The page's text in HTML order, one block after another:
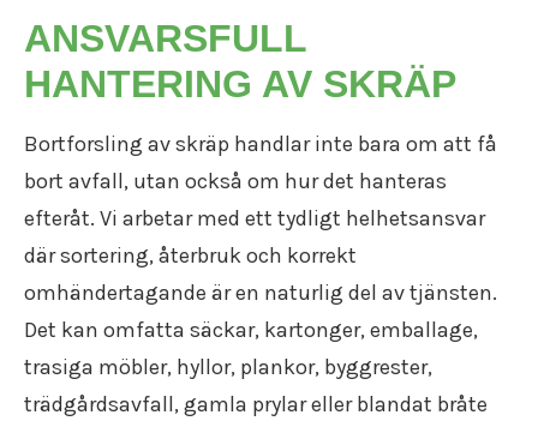
ANSVARSFULL
HANTERING AV SKRÄP
Bortforsling av skräp handlar inte bara om att få
bort avfall, utan också om hur det hanteras
efteråt. Vi arbetar med ett tydligt helhetsansvar
där sortering, återbruk och korrekt
omhändertagande är en naturlig del av tjänsten.
Det kan omfatta säckar, kartonger, emballage,
trasiga möbler, hyllor, plankor, byggrester,
trädgårdsavfall, gamla prylar eller blandat bråte